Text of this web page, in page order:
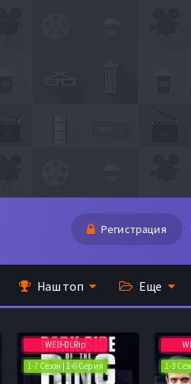
Регистрация
Наш топ Еще
WEB-DLRip
1-7 Сезон | 1-6 Серия
1-3